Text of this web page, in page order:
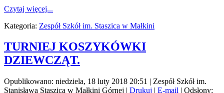
Czytaj więcej...
Kategoria: Zespół Szkół im. Staszica w Małkini
TURNIEJ KOSZYKÓWKI
DZIEWCZĄT.
Opublikowano: niedziela, 18 luty 2018 20:51 | Zespół Szkół im.
Stanisława Staszica w Małkini Górnej | Drukuj | E-mail | Odsłony: